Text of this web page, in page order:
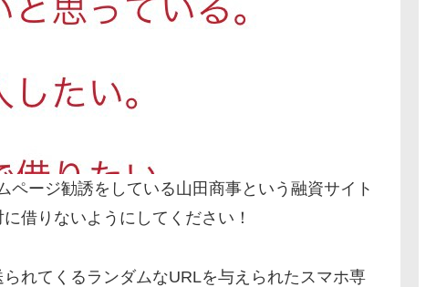
ージ勧誘をしている山田商事という融資サイト
借りないようにしてください！
れてくるランダムなURLを与えられたスマホ専